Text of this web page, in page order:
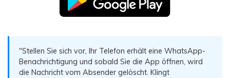
"Stellen Sie sich vor, Ihr Telefon erhält eine WhatsApp-
Benachrichtigung und sobald Sie die App öffnen, wird
die Nachricht vom Absender gelöscht. Klingt